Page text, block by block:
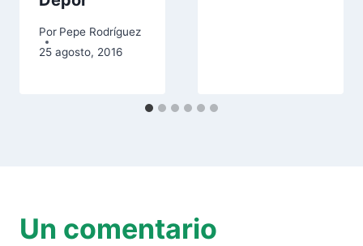
Por Pepe Rodríguez
25 agosto, 2016
Un comentario